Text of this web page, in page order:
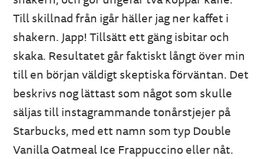
Till skillnad från igår häller jag ner kaffet i
shakern. Japp! Tillsätt ett gäng isbitar och
skaka. Resultatet går faktiskt långt över min
till en början väldigt skeptiska förväntan. Det
beskrivs nog lättast som något som skulle
säljas till instagrammande tonårstjejer på
Starbucks, med ett namn som typ Double
Vanilla Oatmeal Ice Frappuccino eller nåt.